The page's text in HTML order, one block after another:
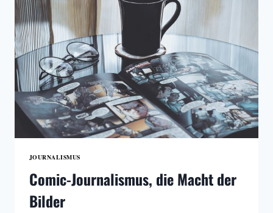
JOURNALISMUS
Comic-Journalismus, die Macht der
Bilder